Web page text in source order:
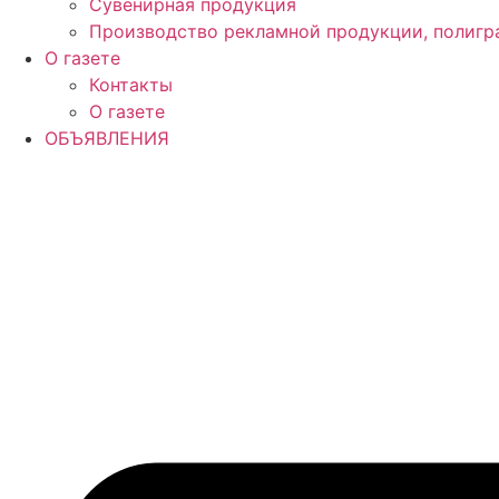
Производство рекламной продукции,
О газете
Контакты
О газете
ОБЪЯВЛЕНИЯ